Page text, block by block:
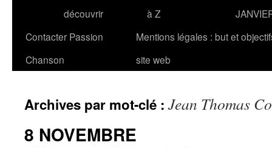
découvrir
à Z
Contacter Passion
Chanson
Mentions légales : but et
site web
Archives par mot-clé : Jean Thomas
8 NOVEMBRE